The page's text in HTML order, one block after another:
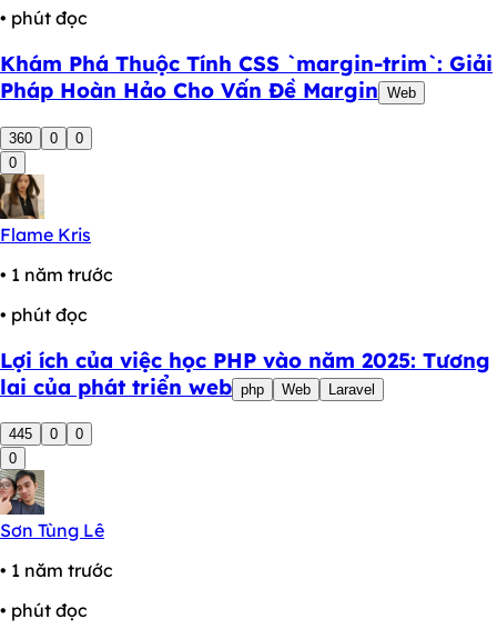
• phút đọc
Khám Phá Thuộc Tính CSS `margin-trim`: Giải
Pháp Hoàn Hảo Cho Vấn Đề Margin Web
360 0
0
0
Flame Kris
• 1 năm trước
• phút đọc
Lợi ích của việc học PHP vào năm 2025: Tương
lai của phát triển web php Web Laravel
445 0
0
0
Sơn Tùng Lê
• 1 năm trước
• phút đọc